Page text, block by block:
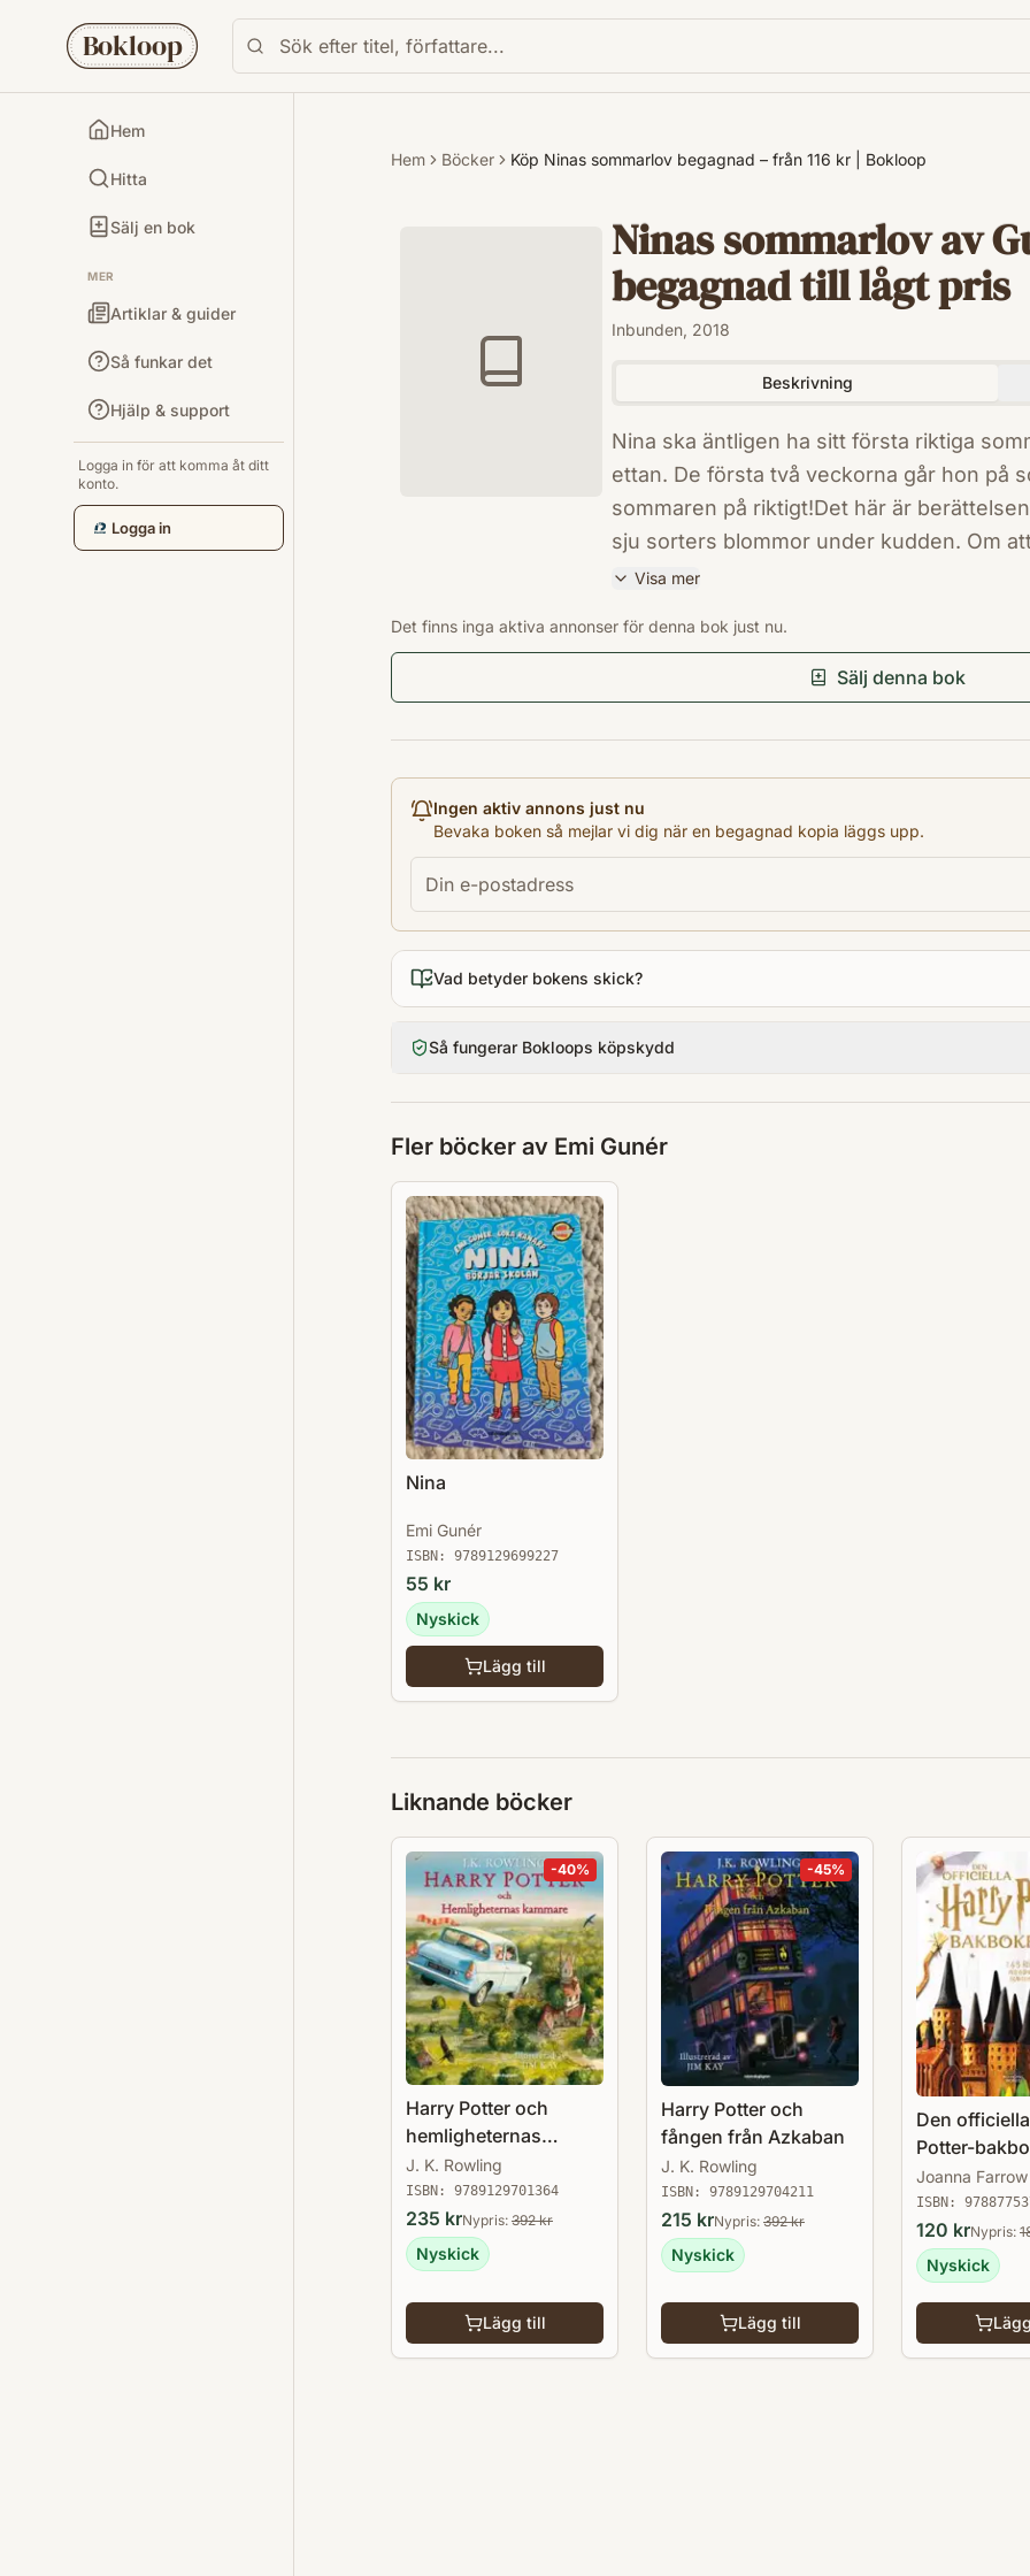
Bokloop
Hem
Hitta
Sälj en bok
MER
Artiklar & guider
Så funkar det
Hjälp & support
Logga in för att komma åt ditt
konto.
Logga in
Hem Böcker Köp Ninas sommarlov begagnad – från 116 kr | Bokloop
Ninas sommarlov av
begagnad till lågt pris
Inbunden, 2018
Beskrivning
Nina ska äntligen ha sitt första riktiga
ettan. De första två veckorna går hon på
sommaren på riktigt!Det här är
sju sorters blommor under kudden. Om
sin allra bästa kompis. Bråka med ett
som händer när världen är så vacker att
om att kanske, kanske få ta hand om en
Visa mer
9789129706468
Rabén & Sjögren
Utgivningsår
Antal sidor
135
Språk
YFB
Format
Inbunden
Det finns inga aktiva annonser för denna bok just nu.
Sälj denna bok
Ingen aktiv annons just nu
Bevaka boken så mejlar vi dig när en begagnad kopia läggs upp.
Vad betyder bokens skick?
Så fungerar Bokloops köpskydd
Fler böcker av Emi Gunér
Nina
Emi Gunér
ISBN: 9789129699227
55 kr
Nyskick
Lägg till
Liknande böcker
-40%
Harry Potter och
hemligheternas
kammare
J. K. Rowling
ISBN: 9789129701364
235 krNypris: 392kr
Nyskick
Lägg till
-45%
Harry Potter och
fången från Azkaban
J. K. Rowling
ISBN: 9789129704211
215 krNypris: 392kr
Nyskick
Lägg till
Den
Potter-
Joanna Farrow
ISBN:
120 krNypris:
Nyskick